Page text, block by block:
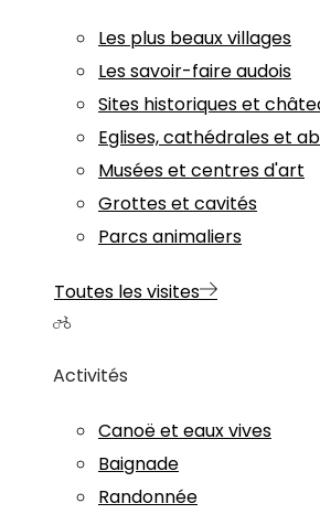
Les plus beaux villages
Les savoir-faire audois
Sites historiques et
Eglises, cathédrales et
Musées et centres d'art
Grottes et cavités
Parcs animaliers
Toutes les visites
Activités
Canoë et eaux vives
Baignade
Randonnée